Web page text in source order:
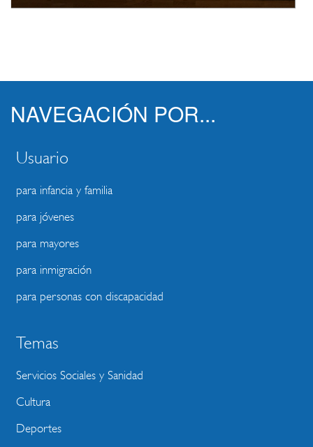
NAVEGACIÓN POR...
Usuario
para infancia y familia
para jóvenes
para mayores
para inmigración
para personas con discapacidad
Temas
Servicios Sociales y Sanidad
Cultura
Deportes